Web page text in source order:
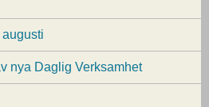
nya Daglig Verksamhet